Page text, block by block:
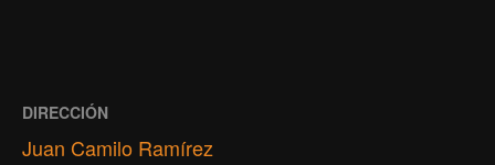
DIRECCIÓN
Juan Camilo Ramírez